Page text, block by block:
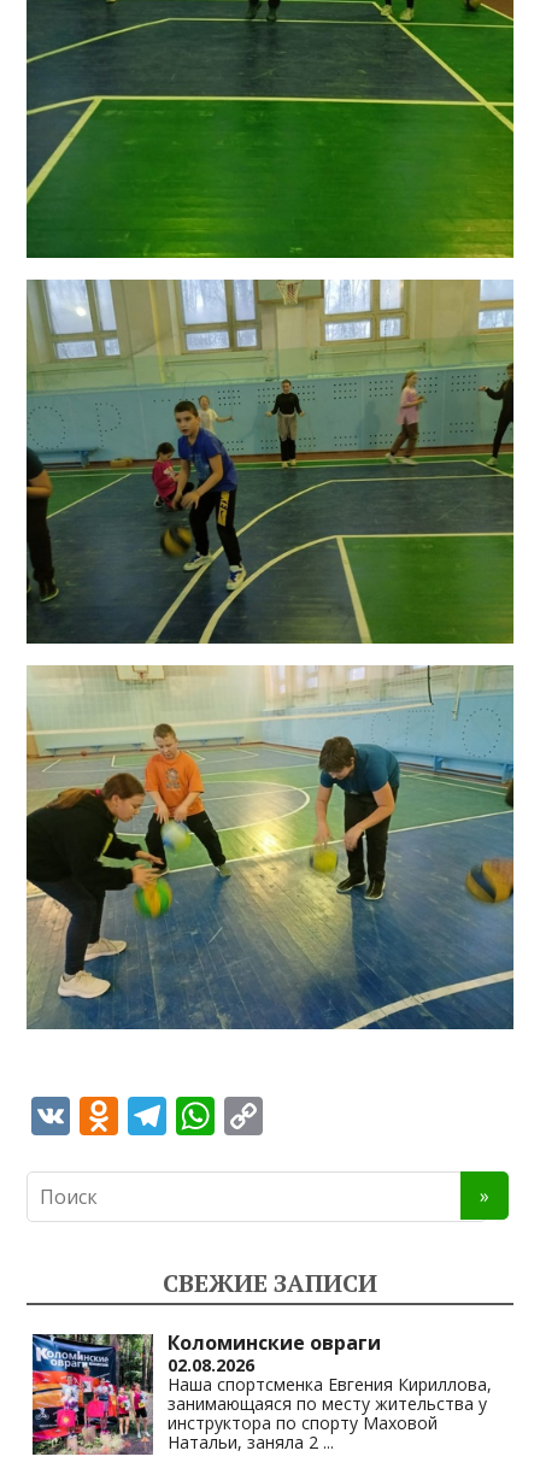
V
K
O
d
o
as
s
ni
ki
T
el
gr
a
m
W
h
s
A
p
p
y
Li
n
k
СВЕЖИЕ ЗАПИСИ
Коломинские овраги
02.08.2026
Наша спортсменка Евгения Кириллова,
занимающаяся по месту жительства у
инструктора по спорту Маховой
Натальи, заняла 2 ...